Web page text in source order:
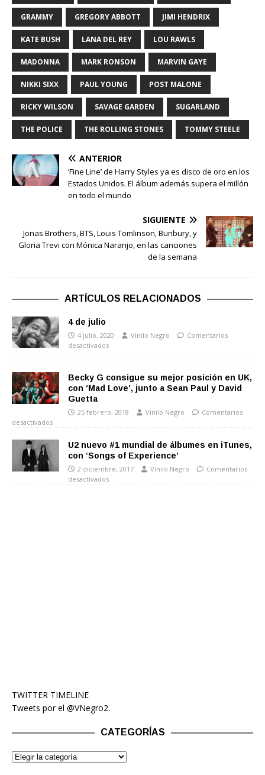
GRAMMY GREGORY ABBOTT JIMI HENDRIX
KATE BUSH LANA DEL REY LOU RAWLS
MADONNA MARK RONSON MARVIN GAYE
NIKKI SIXX PAUL YOUNG POST MALONE
RICKY WILSON SAVAGE GARDEN SUGARLAND
THE POLICE THE ROLLING STONES TOMMY STEELE
ANTERIOR
‘Fine Line’ de Harry Styles ya es disco de oro en los
Estados Unidos. El álbum además supera el millón
en todo el mundo
SIGUIENTE
Jonas Brothers, BTS, Louis Tomlinson, Bunbury, y
Gloria Trevi con Mónica Naranjo, en las canciones
de la semana
ARTÍCULOS RELACIONADOS
4 de julio
4 julio, 2020 Vinilo Negro
Comentarios
desactivados
Becky G consigue su mejor posición en UK,
con ‘Mad Love’, junto a Sean Paul y David
Guetta
25 febrero, 2018 Vinilo Negro
Comentarios
desactivados
U2 nuevo #1 mundial de álbumes en iTunes,
con ‘Songs of Experience’
2 diciembre, 2017 Vinilo Negro
Comentarios
desactivados
TWITTER TIMELINE
Tweets por el @VNegro2.
CATEGORÍAS